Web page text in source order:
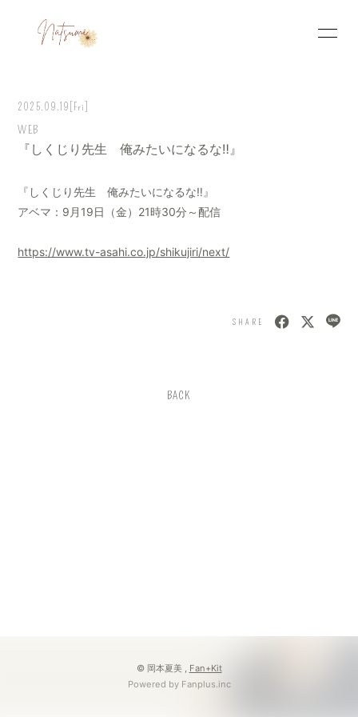
SCHEDULE
2025.09.19 [Fri]
WEB
『しくじり先生 俺みたいになるな‼』
『しくじり先生 俺みたいになるな‼』
アベマ：9月19日（金）21時30分～配信
https://www.tv-asahi.co.jp/shikujiri/next/
SHARE
BACK
© 岡本夏美 , Fan+Kit
Powered by Fanplus.inc